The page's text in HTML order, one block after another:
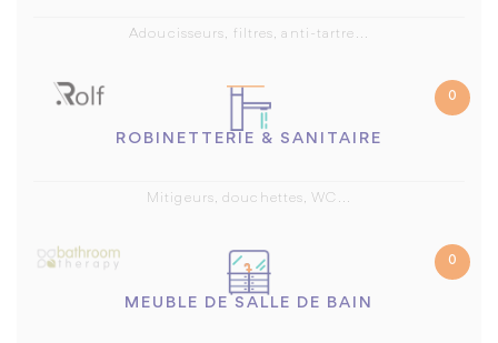
Adoucisseurs, filtres, anti-tartre...
0
ROBINETTERIE & SANITAIRE
Mitigeurs, douchettes, WC...
0
MEUBLE DE SALLE DE BAIN